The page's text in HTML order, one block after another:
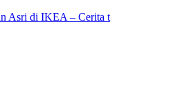
Asri di IKEA – Cerita t